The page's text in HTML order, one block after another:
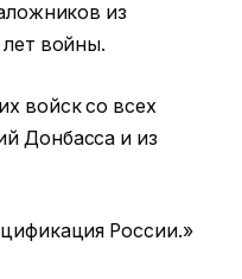
из
войны.
войск со всех
Донбасса и из
России.»